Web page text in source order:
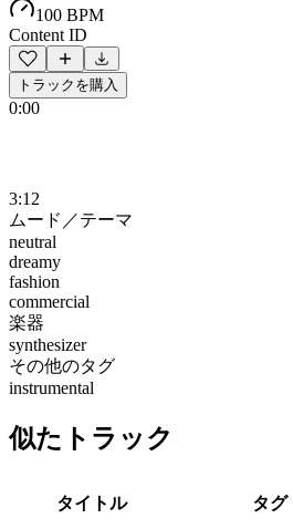
100 BPM
Content ID
トラックを購入
0:00
3:12
ムード／テーマ
neutral
dreamy
fashion
commercial
楽器
synthesizer
その他のタグ
instrumental
似たトラック
タイトル タグ